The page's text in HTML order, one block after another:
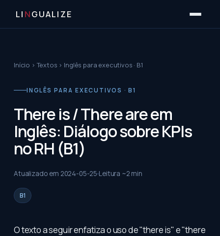
LI NGUALIZE
Início ›Textos › Inglês para executivos · B1
INGLÊS PARA EXECUTIVOS · B1
There is / There are em
Inglês: Diálogo sobre KPIs
no RH (B1)
Atualizado em 2024-05-25 Leitura ~2 min
B1
O texto a seguir enfatiza o uso de "there is" e "there